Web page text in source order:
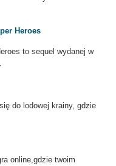
Heroes
to sequel wydanej w
do lodowej krainy, gdzie
online,gdzie twoim